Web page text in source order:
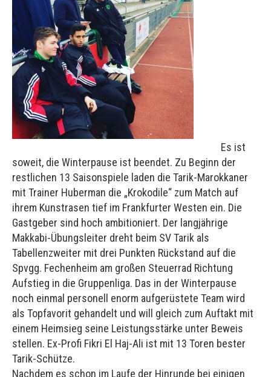
Es ist
soweit, die Winterpause ist beendet. Zu Beginn der
restlichen 13 Saisonspiele laden die Tarik-Marokkaner
mit Trainer Huberman die „Krokodile“ zum Match auf
ihrem Kunstrasen tief im Frankfurter Westen ein. Die
Gastgeber sind hoch ambitioniert. Der langjährige
Makkabi-Übungsleiter dreht beim SV Tarik als
Tabellenzweiter mit drei Punkten Rückstand auf die
Spvgg. Fechenheim am großen Steuerrad Richtung
Aufstieg in die Gruppenliga. Das in der Winterpause
noch einmal personell enorm aufgerüstete Team wird
als Topfavorit gehandelt und will gleich zum Auftakt mit
einem Heimsieg seine Leistungsstärke unter Beweis
stellen. Ex-Profi Fikri El Haj-Ali ist mit 13 Toren bester
Tarik-Schütze.
Nachdem es schon im Laufe der Hinrunde bei einigen